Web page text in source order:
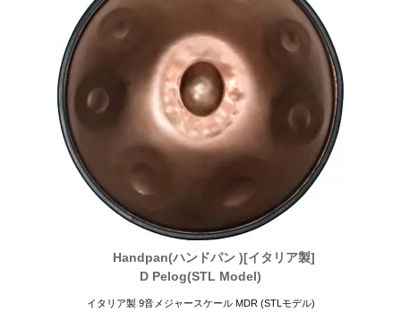
Handpan(ハンドパン )[イタリア製]
D Pelog(STL Model)
イタリア製 9音メジャースケール MDR (STLモデル)